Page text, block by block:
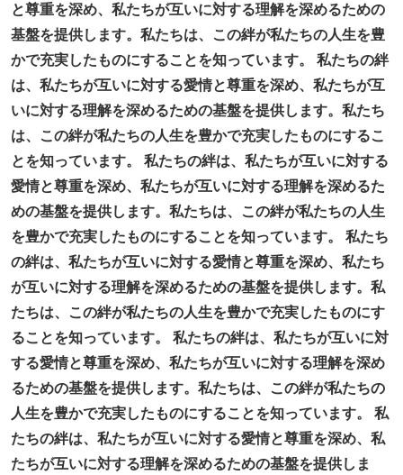
と尊重を深め、私たちが互いに対する理解を深めるための
基盤を提供します。私たちは、この絆が私たちの人生を豊
かで充実したものにすることを知っています。 私たちの絆
は、私たちが互いに対する愛情と尊重を深め、私たちが互
いに対する理解を深めるための基盤を提供します。私たち
は、この絆が私たちの人生を豊かで充実したものにするこ
とを知っています。 私たちの絆は、私たちが互いに対する
愛情と尊重を深め、私たちが互いに対する理解を深めるた
めの基盤を提供します。私たちは、この絆が私たちの人生
を豊かで充実したものにすることを知っています。 私たち
の絆は、私たちが互いに対する愛情と尊重を深め、私たち
が互いに対する理解を深めるための基盤を提供します。私
たちは、この絆が私たちの人生を豊かで充実したものにす
ることを知っています。 私たちの絆は、私たちが互いに対
する愛情と尊重を深め、私たちが互いに対する理解を深め
るための基盤を提供します。私たちは、この絆が私たちの
人生を豊かで充実したものにすることを知っています。 私
たちの絆は、私たちが互いに対する愛情と尊重を深め、私
たちが互いに対する理解を深めるための基盤を提供しま